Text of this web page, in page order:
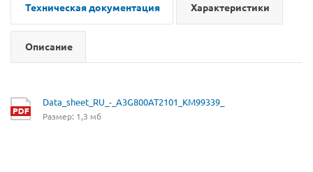
Техническая документация Характеристики
Описание
Data_sheet_RU_-_A3G800AT2101_KM99339_
Размер: 1,3 мб